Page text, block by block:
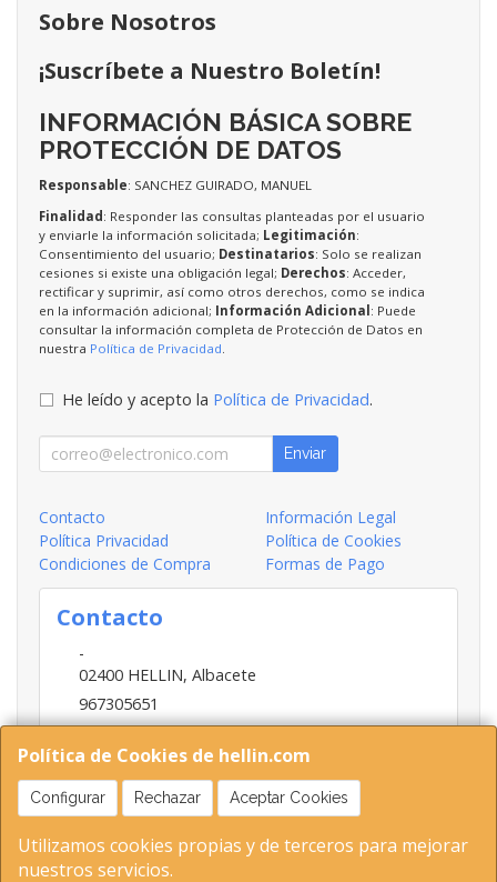
Política de Cookies de hellin.com
Configurar Rechazar Aceptar Cookies
Utilizamos cookies propias y de terceros para mejorar
nuestros servicios.
Sobre Nosotros
¡Suscríbete a Nuestro Boletín!
INFORMACIÓN BÁSICA SOBRE
PROTECCIÓN DE DATOS
Responsable: SANCHEZ GUIRADO, MANUEL
Finalidad : Responder las consultas planteadas por el usuario
y enviarle la información solicitada; Legitimación:
Consentimiento del usuario; Destinatarios: Solo se realizan
cesiones si existe una obligación legal; Derechos: Acceder,
rectificar y suprimir, así como otros derechos, como se indica
en la información adicional; Información Adicional : Puede
consultar la información completa de Protección de Datos en
nuestra Política de Privacidad
He leído y acepto la Política de Privacidad.
Enviar
Contacto
Información Legal
Política Privacidad
Política de Cookies
Condiciones de Compra
Formas de Pago
Contacto
-
02400 HELLIN, Albacete
967305651
INFO@HELLIN.COM
Horario
09:00-13:30; 16:30-20:30